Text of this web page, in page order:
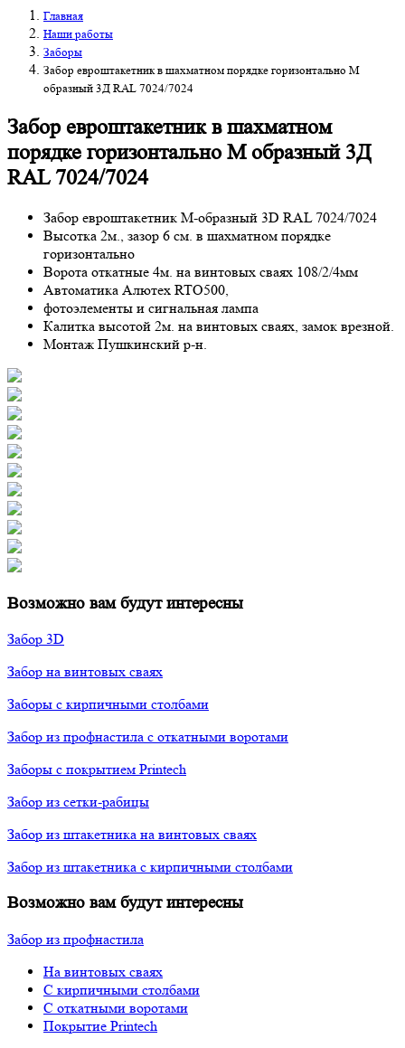
Главная
Наши работы
Заборы
Забор евроштакетник в шахматном порядке горизонтально М
образный 3Д RAL 7024/7024
Забор евроштакетник в шахматном
порядке горизонтально М образный 3Д
RAL 7024/7024
Забор евроштакетник М-образный 3D RAL 7024/7024
Высотка 2м., зазор 6 см. в шахматном порядке
горизонтально
Ворота откатные 4м. на винтовых сваях 108/2/4мм
Автоматика Алютех RTO500,
фотоэлементы и сигнальная лампа
Калитка высотой 2м. на винтовых сваях, замок врезной.
Монтаж Пушкинский р-н.
Возможно вам будут интересны
Забор 3D
Забор на винтовых сваях
Заборы с кирпичными столбами
Забор из профнастила с откатными воротами
Заборы с покрытием Printech
Забор из сетки-рабицы
Забор из штакетника на винтовых сваях
Забор из штакетника с кирпичными столбами
Возможно вам будут интересны
Забор из профнастила
На винтовых сваях
С кирпичными столбами
С откатными воротами
Покрытие Printech